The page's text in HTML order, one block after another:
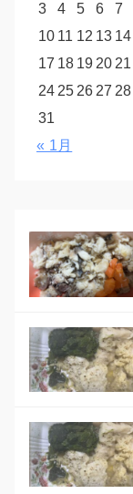
3
4 5 6 7
10 11 12 13 14
17 18 19 20 21
24 25 26 27 28
31
« 1月